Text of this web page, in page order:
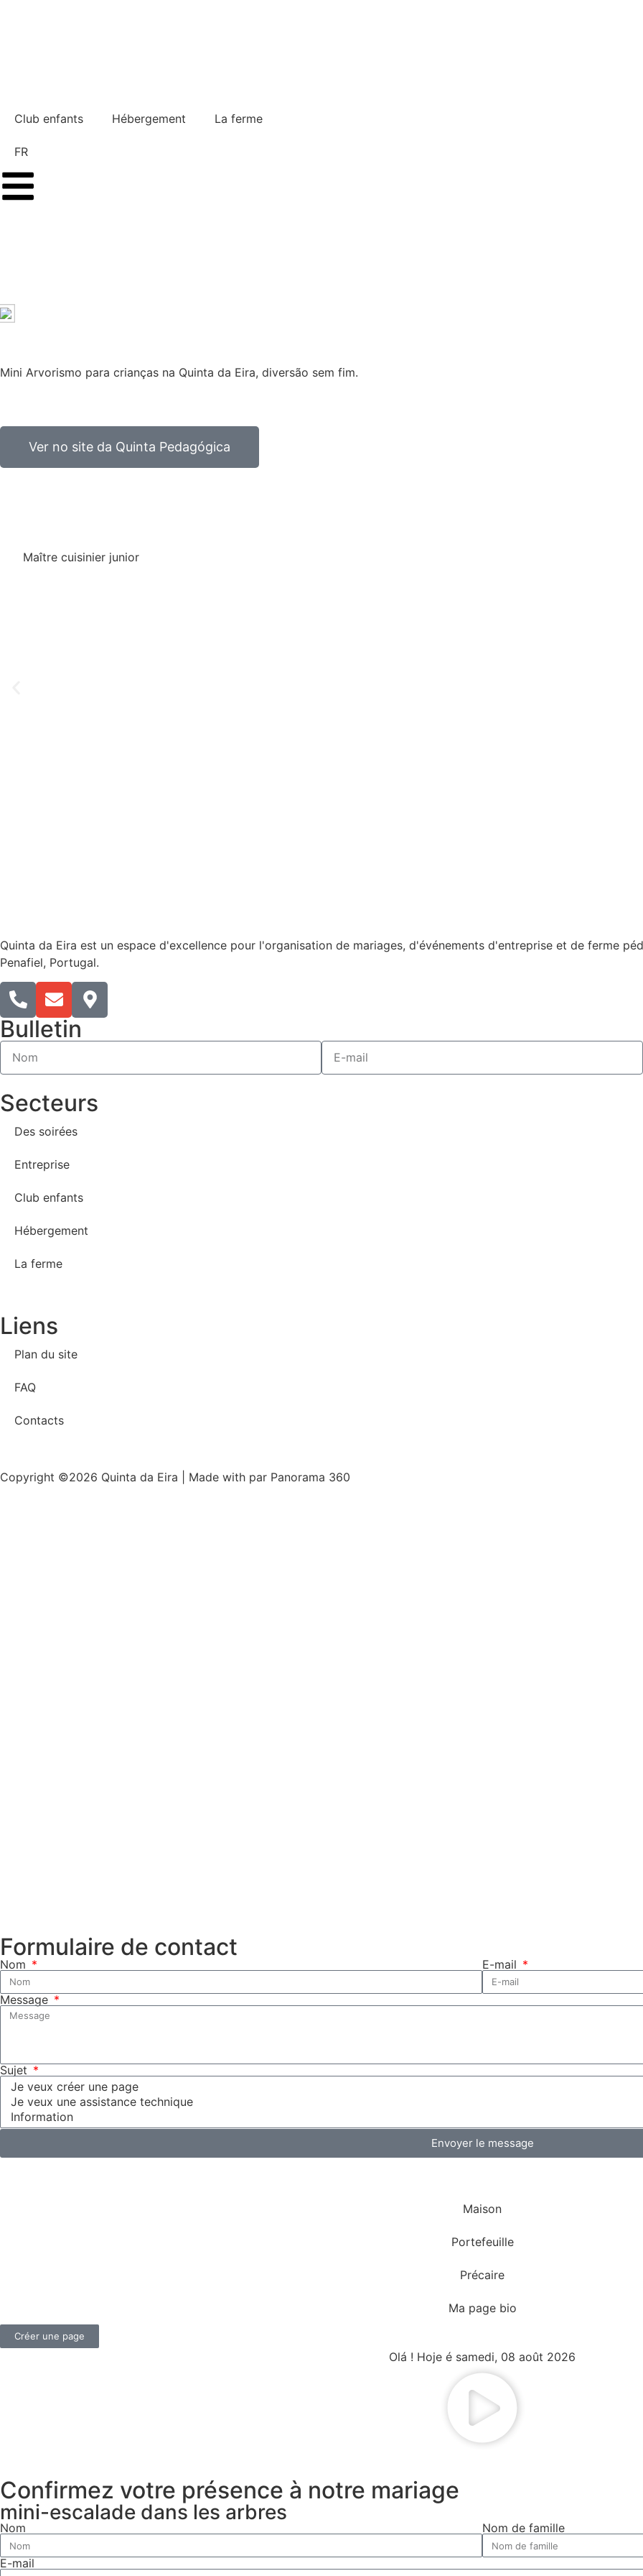
Club enfants Hébergement La ferme
FR
Mini Arvorismo para crianças na Quinta da Eira, diversão sem fim.
Ver no site da Quinta Pedagógica
Maître cuisinier junior
Quinta da Eira est un espace d'excellence pour l'organisation de mariages, d'événements d'entreprise et de ferme
Penafiel, Portugal.​
Bulletin
Secteurs
Des soirées
Entreprise
Club enfants
Hébergement
La ferme
Liens
Plan du site
FAQ
Contacts
Copyright ©2026 Quinta da Eira | Made with par Panorama 360
Formulaire de contact
Nom E-mail
Message
Sujet
Envoyer le message
Maison
Portefeuille
Précaire
Ma page bio
Créer une page
Olá ! Hoje é samedi, 08 août 2026
Confirmez votre présence à notre mariage
mini-escalade dans les arbres
Nom Nom de famille
E-mail